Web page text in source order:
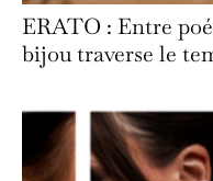
ERATO : Entre
bijou traverse le